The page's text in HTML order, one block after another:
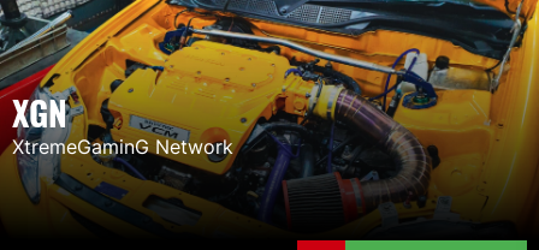
Skip
to
the
content
XGN
XtremeGaminG Network